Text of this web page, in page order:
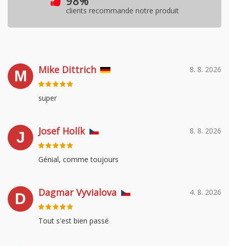
clients recommande notre produit
M 8. 8. 2026
Mike Dittrich
super
J 8. 8. 2026
Josef Holík
Génial, comme toujours
D 4. 8. 2026
Dagmar Vyvialova
Tout s'est bien passé